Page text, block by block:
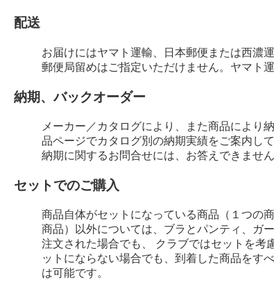
配送
お届けにはヤマト運輸、日本郵便または西濃
郵便局留めはご指定いただけません。ヤマト
納期、バックオーダー
メーカー／カタログにより、また商品により
品ページでカタログ別の納期実績をご案内して
納期に関するお問合せには、お答えできませ
セットでのご購入
商品自体がセットになっている商品（１つの
商品）以外については、ブラとパンティ、ガ
注文された場合でも、 クラブではセットを考
ットにならない場合でも、到着した商品をす
は可能です。